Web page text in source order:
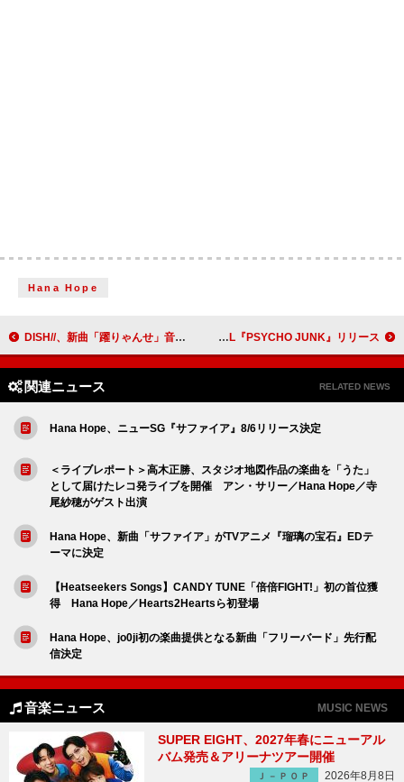
Hana Hope
DISH//、新曲「躍りゃんせ」音源配信開始 SWAY、Def Jam RecordingsからサードフルAL『PSYCHO JUNK』リリース
関連ニュース RELATED NEWS
Hana Hope、ニューSG『サファイア』8/6リリース決定
＜ライブレポート＞高木正勝、スタジオ地図作品の楽曲を「うた」
として届けたレコ発ライブを開催 アン・サリー／Hana Hope／寺
尾紗穂がゲスト出演
Hana Hope、新曲「サファイア」がTVアニメ『瑠璃の宝石』EDテ
ーマに決定
【Heatseekers Songs】CANDY TUNE「倍倍FIGHT!」初の首位獲
得 Hana Hope／Hearts2Heartsら初登場
Hana Hope、jo0ji初の楽曲提供となる新曲「フリーバード」先行配
信決定
音楽ニュース MUSIC NEWS
SUPER EIGHT、2027年春にニューアル
バム発売＆アリーナツアー開催
Ｊ－ＰＯＰ 2026年8月8日